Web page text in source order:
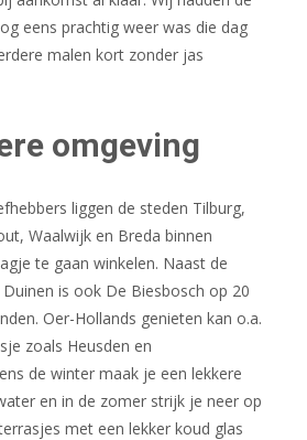
eens prachtig weer was die dag
malen kort zonder jas
omgeving
liggen de steden Tilburg,
Waalwijk en Breda binnen
te gaan winkelen. Naast de
is ook De Biesbosch op 20
Oer-Hollands genieten kan o.a.
zoals Heusden en
de winter maak je een lekkere
en in de zomer strijk je neer op
met een lekker koud glas